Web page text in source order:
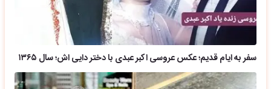
سفر به ایام قدیم؛ عکس عروسی اکبر عبدی با دختر دایی اش؛ سال ۱۳۶۵